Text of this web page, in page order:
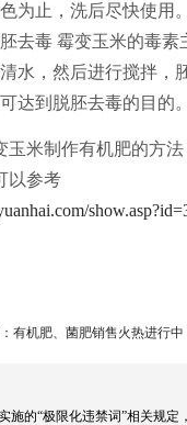
为止，洗后尽快使用
去毒 霉变玉米的毒
水，然后进行搅拌，
达到脱胚去毒的目的
玉米制作有机肥的方
以参考
有机肥、菌肥销售火热进行中
施的“极限化违禁词”相关规